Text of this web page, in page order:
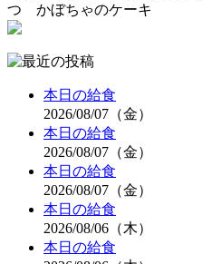
つ かぼちゃのケーキ
本日の給食
2026/08/07（金）
本日の給食
2026/08/07（金）
本日の給食
2026/08/07（金）
本日の給食
2026/08/06（木）
本日の給食